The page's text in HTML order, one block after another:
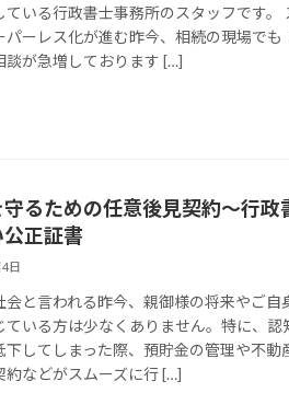
ている行政書士事務所のスタッフです。
パーレス化が進む昨今、相続の現場で
談が急増しております […]
守るための任意後見契約〜行政
公正証書
日
会と言われる昨今、親御様の将来やご自
ている方は少なくありません。特に、認
下してしまった際、預貯金の管理や不動
約などがスムーズに行 […]